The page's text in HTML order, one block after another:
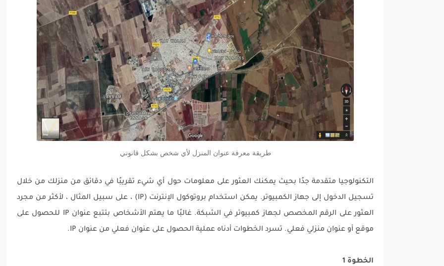
طريقة معرفة عنوان المنزل لأي شخص بشكل قانوني
التكنولوجيا متقدمة جدًا بحيث يمكنك العثور على معلومات حول أي شيء تقريبًا في دقائق من منزلك من خلال
تسجيل الدخول إلى جهاز الكمبيوتر. يمكن استخدام بروتوكول الإنترنت (IP) ، على سبيل المثال ، لأكثر من مجرد
العثور على الرقم المخصص لجهاز كمبيوتر في الشبكة. غالبًا ما يهتم الأشخاص بتتبع عنوان IP للحصول على
موقع أو عنوان منزلي فعلي. تسرد الخطوات أدناه عملية الحصول على عنوان فعلي من عنوان IP.
الخطوة 1